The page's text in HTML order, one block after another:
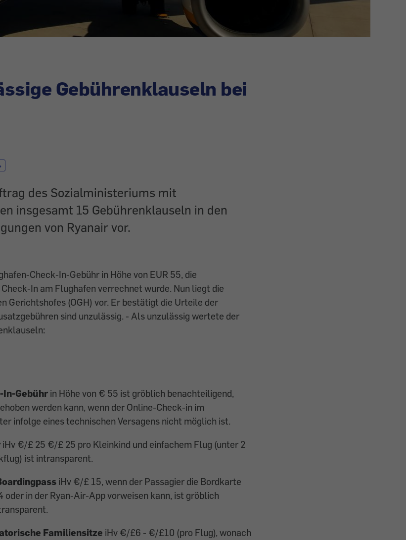
Gebührenklauseln bei
des Sozialministeriums mit
insgesamt 15 Gebührenklauseln in den
von Ryanair vor.
Check-In-Gebühr in Höhe von EUR 55, die
In am Flughafen verrechnet wurde. Nun liegt die
Gerichtshofes (OGH) vor. Er bestätigt die Urteile der
sind unzulässig. - Als unzulässig wertete der
Gebühr in Höhe von € 55 ist gröblich benachteiligend,
werden kann, wenn der Online-Check-in im
infolge eines technischen Versagens nicht möglich ist.
iHv €/£ 25 €/£ 25 pro Kleinkind und einfachem Flug (unter 2
ist intransparent.
iHv €/£ 15, wenn der Passagier die Bordkarte
oder in der Ryan-Air-App vorweisen kann, ist gröblich
Familiensitze iHv €/£6 - €/£10 (pro Flug), wonach